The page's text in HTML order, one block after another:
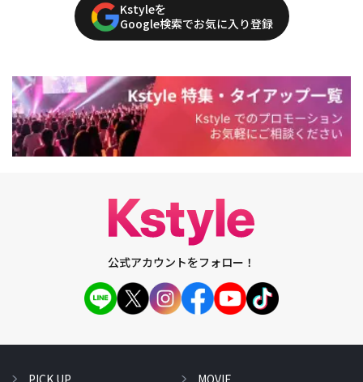
Kstyleを
Google検索でお気に入り登録
公式アカウントをフォロー！
PICK UP MOVIE